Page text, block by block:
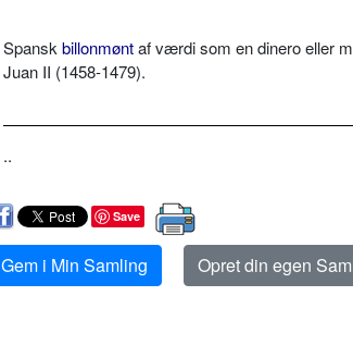
Spansk billonmøntaf værdi som en dinero eller
Juan II (1458-1479).
..
Save
Gem i Min Samling Opret din egen